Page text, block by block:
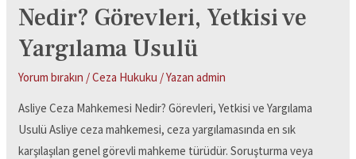
Nedir? Görevleri, Yetkisi ve
Yargılama Usulü
Yorum bırakın /Ceza Hukuku / Yazan admin
Asliye Ceza Mahkemesi Nedir? Görevleri, Yetkisi ve Yargılama
Usulü Asliye ceza mahkemesi, ceza yargılamasında en sık
karşılaşılan genel görevli mahkeme türüdür. Soruşturma veya